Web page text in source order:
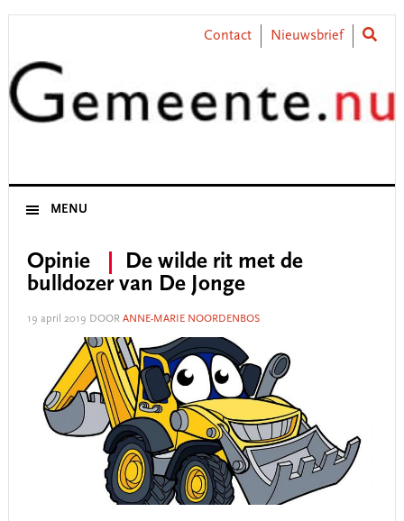
Skip
primary
navigation
Skip
content
Skip
primary
sidebar
Skip
footer
Contact Nieuwsbrief
MENU
Opinie
De wilde rit met de
bulldozer van De Jonge
19 april 2019 DOOR ANNE-MARIE NOORDENBOS